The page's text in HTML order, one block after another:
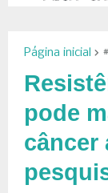
Página inicial
pode
câncer